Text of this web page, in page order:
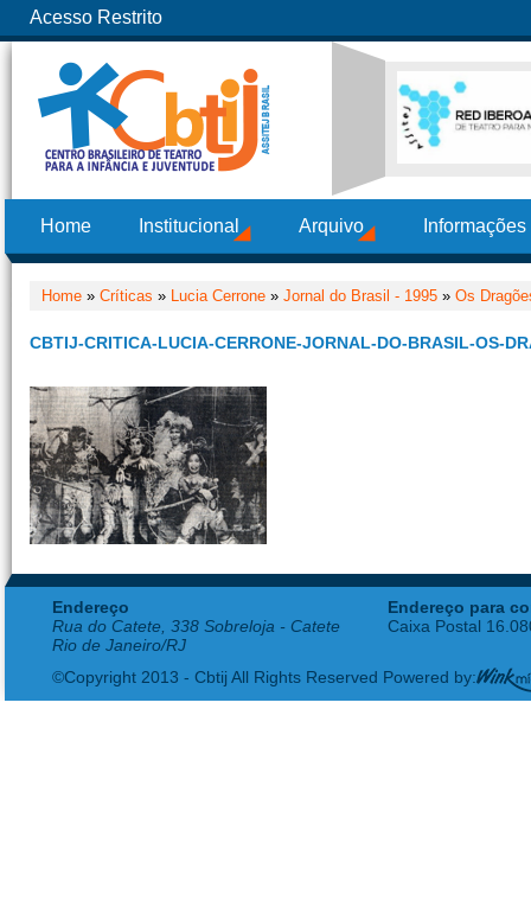
Acesso Restrito
Home Institucional Arquivo
Home » Críticas » Lucia Cerrone » Jornal do Brasil - 1995 » Os
CBTIJ-CRITICA-LUCIA-CERRONE-JORNAL-DO-BRASIL-OS-
Endereço
Rua do Catete, 338 Sobreloja - Catete
Rio de Janeiro/RJ
Endereço para
Caixa Postal
©Copyright 2013 - Cbtij All Rights Reserved Powered by: